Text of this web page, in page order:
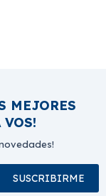
MEJORES
VOS!
SUSCRIBIRME